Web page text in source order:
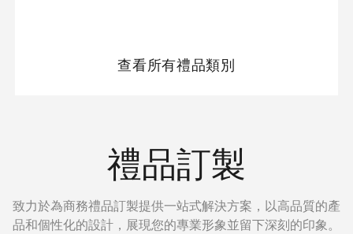
查看所有禮品類別
禮品訂製
致力於為商務禮品訂製提供一站式解決方案，以高品質的產
品和個性化的設計，展現您的專業形象並留下深刻的印象。